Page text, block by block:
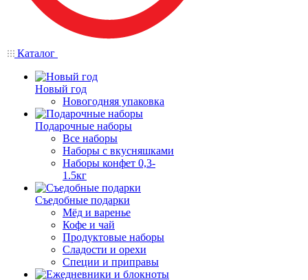
Каталог
Новый год
Новогодняя упаковка
Подарочные наборы
Все наборы
Наборы с вкусняшками
Наборы конфет 0,3-
1.5кг
Съедобные подарки
Мёд и варенье
Кофе и чай
Продуктовые наборы
Сладости и орехи
Специи и приправы